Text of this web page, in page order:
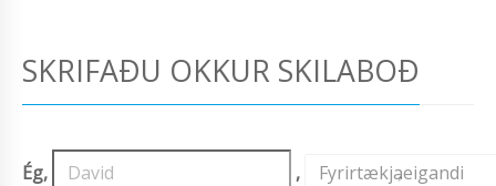
SKRIFAÐU OKKUR SKILABOÐ
Ég, , Fyrirtækjaeigandi
,